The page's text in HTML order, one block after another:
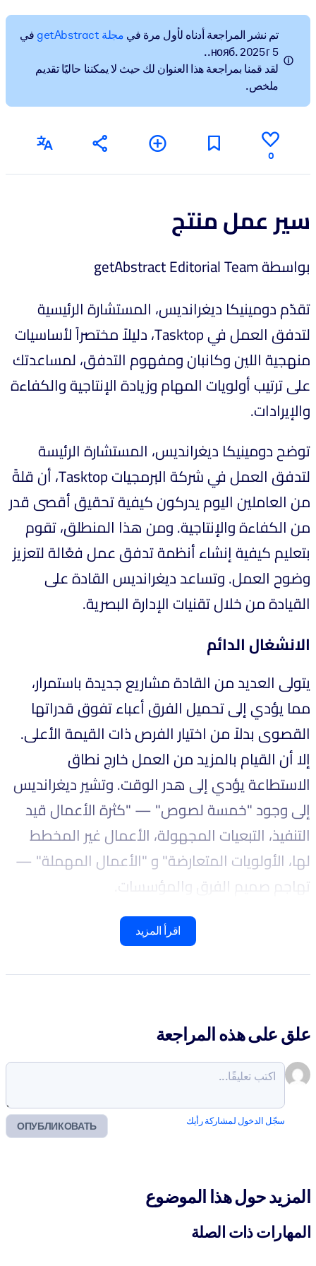
Для LMS/LXP
Интегрируйте краткие проверенные знания в вашу LMS/LXP для
лучших результатов обучения.
Обогатите корпоративную библиотеку надежными и готовыми к
Используйте надежные структурированные знания для
تم نشر المراجعة أدناه لأول مرة في مجلة getAbstract
في
5 нояб. 2025 г..
لقد قمنا بمراجعة هذا العنوان لك حيث لا يمكننا حاليًا تقديم
ملخص.
0
سير عمل منتج
بواسطة getAbstract Editorial Team
تقدّم دومينيكا ديغرانديس، المستشارة الرئيسية
لتدفق العمل في Tasktop، دليلاً مختصراً لأساسيات
منهجية اللين وكانبان ومفهوم التدفق، لمساعدتك
على ترتيب أولويات المهام وزيادة الإنتاجية والكفاءة
والإيرادات.
توضح دومينيكا ديغرانديس، المستشارة الرئيسة
لتدفق العمل في شركة البرمجيات Tasktop، أن قلةً
من العاملين اليوم يدركون كيفية تحقيق أقصى قدر
من الكفاءة والإنتاجية. ومن هذا المنطلق، تقوم
بتعليم كيفية إنشاء أنظمة تدفق عمل فعّالة لتعزيز
وضوح العمل. وتساعد ديغرانديس القادة على
القيادة من خلال تقنيات الإدارة البصرية.
الانشغال الدائم
يتولى العديد من القادة مشاريع جديدة باستمرار،
مما يؤدي إلى تحميل الفرق أعباء تفوق قدراتها
القصوى بدلاً من اختيار الفرص ذات القيمة الأعلى.
إلا أن القيام بالمزيد من العمل خارج نطاق
الاستطاعة يؤدي إلى هدر الوقت. وتشير ديغرانديس
إلى وجود "خمسة لصوص" — "كثرة الأعمال قيد
التنفيذ، التبعيات المجهولة، الأعمال غير المخطط
لها، الأولويات المتعارضة" و "الأعمال المهملة" —
تهاجم صميم الفرق والمؤسسات.
اقرأ المزيد
علق على هذه المراجعة
ОПУБЛИКОВАТЬ سجّل الدخول لمشاركة رأيك
المزيد حول هذا الموضوع
المهارات ذات الصلة